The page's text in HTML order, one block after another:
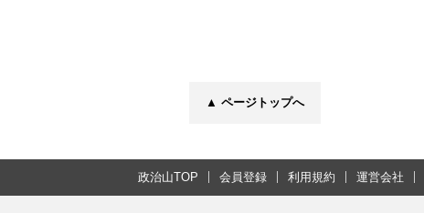
▲ ページトップへ
政治山TOP 会員登録 利用規約 運営会社